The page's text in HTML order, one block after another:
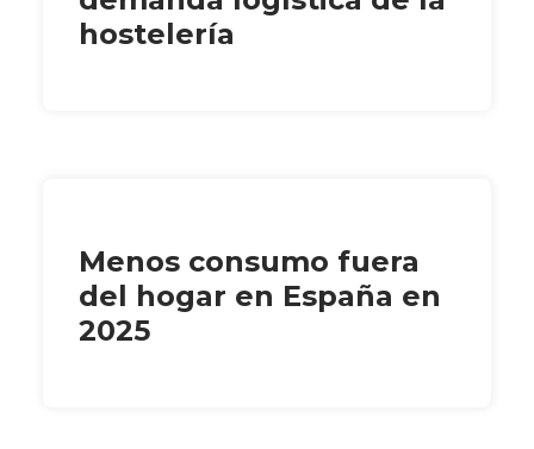
hostelería
Menos consumo fuera
del hogar en España en
2025